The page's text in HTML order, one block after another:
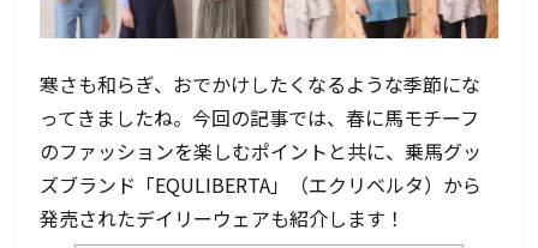
寒さも和らぎ、おでかけしたくなるような季節にな
ってきましたね。今回の記事では、春に馬モチーフ
のファッションを楽しむポイントと共に、乗馬グッ
ズブランド「EQULIBERTA」（エクリベルタ）から
発売されたデイリーウェアも紹介します！